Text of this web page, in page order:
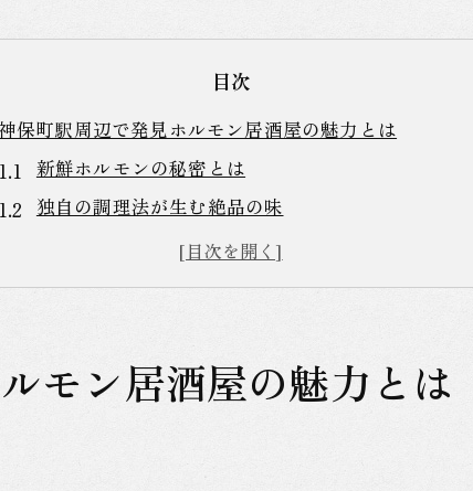
目次
保町駅周辺で発見ホルモン居酒屋の魅力とは
新鮮ホルモンの秘密とは
独自の調理法が生む絶品の味
新鮮な食材を活かした一品料理
居心地の良いアットホームな雰囲気
訪れる度に発見があるホルモン居酒屋
リーズナブルに楽しむ神保町駅のホルモン居酒屋ガイド
価格と質のバランスが絶妙なメニュー
モン居酒屋の魅力とは